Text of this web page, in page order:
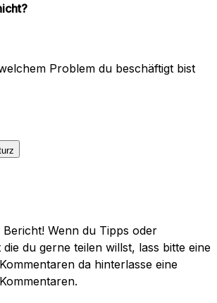
Problem du beschäftigt bist
Wenn du Tipps oder
du gerne teilen willst, lass bitte eine
da hinterlasse eine